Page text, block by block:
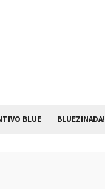
BLUE BLUEZINADA!